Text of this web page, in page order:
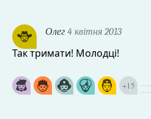
Олег 4 квітня 2013
Так тримати! Молодці!
+15